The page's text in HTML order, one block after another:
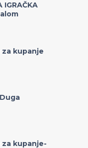
IGRAČKA
za kupanje
za kupanje-